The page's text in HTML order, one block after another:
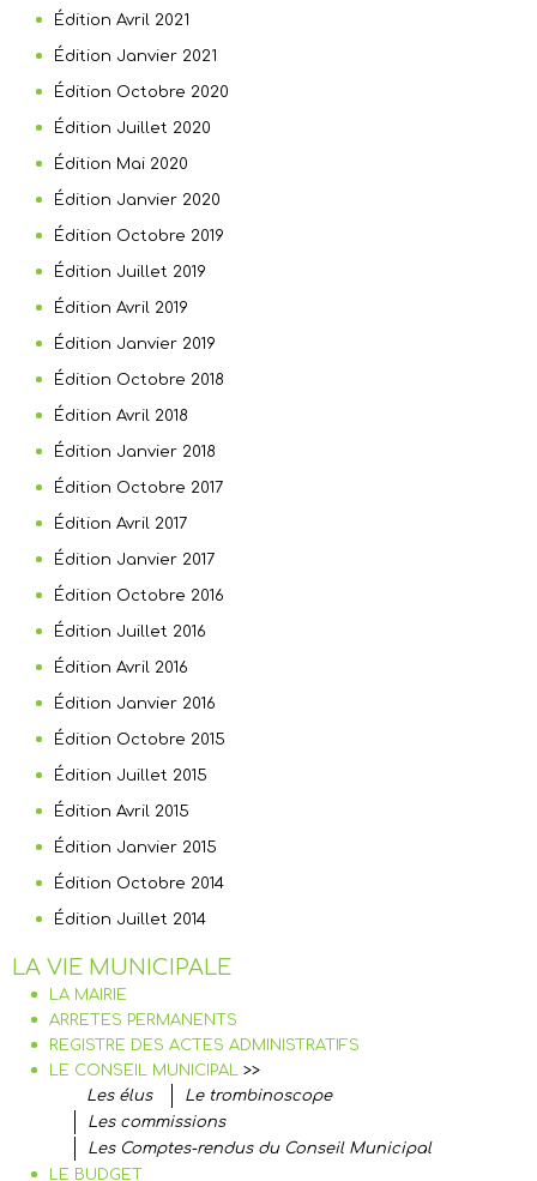
Édition Avril 2021
Édition Janvier 2021
Édition Octobre 2020
Édition Juillet 2020
Édition Mai 2020
Édition Janvier 2020
Édition Octobre 2019
Édition Juillet 2019
Édition Avril 2019
Édition Janvier 2019
Édition Octobre 2018
Édition Avril 2018
Édition Janvier 2018
Édition Octobre 2017
Édition Avril 2017
Édition Janvier 2017
Édition Octobre 2016
Édition Juillet 2016
Édition Avril 2016
Édition Janvier 2016
Édition Octobre 2015
Édition Juillet 2015
Édition Avril 2015
Édition Janvier 2015
Édition Octobre 2014
Édition Juillet 2014
LA VIE MUNICIPALE
LA MAIRIE
ARRETES PERMANENTS
REGISTRE DES ACTES ADMINISTRATIFS
LE CONSEIL MUNICIPAL >>
Les élus
Le trombinoscope
Les commissions
Les Comptes-rendus du Conseil Municipal
LE BUDGET